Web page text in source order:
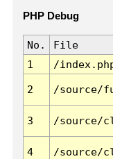
PHP Debug
No. File
1
/
2 /source/
3 /source/
4 /source/